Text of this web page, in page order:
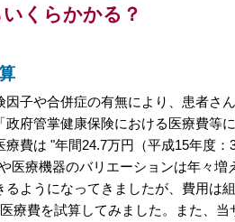
くらかかる？
子や合併症の有無により、患者さ
政府管掌健康保険における医療費等
費は "年間24.7万円（平成15年度
医療機器のバリエーションは年々
ようになってきましたが、費用は
療費を試算してみました。また、